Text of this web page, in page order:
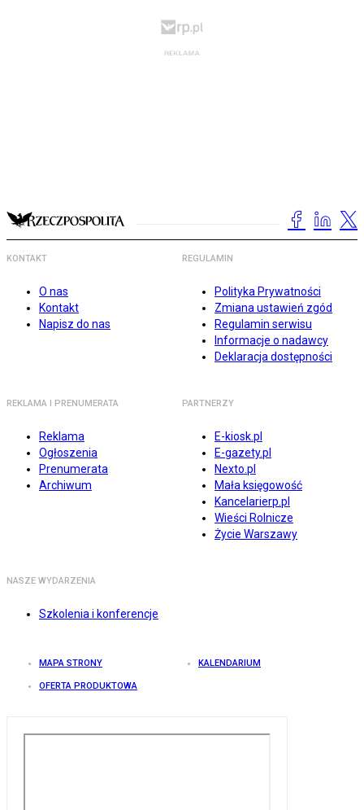
KONTAKT
O nas
Kontakt
Napisz do nas
REGULAMIN
Polityka Prywatności
Zmiana ustawień zgód
Regulamin serwisu
Informacje o nadawcy
Deklaracja dostępności
REKLAMA I PRENUMERATA
Reklama
Ogłoszenia
Prenumerata
Archiwum
PARTNERZY
E-kiosk.pl
E-gazety.pl
Nexto.pl
Mała księgowość
Kancelarierp.pl
Wieści Rolnicze
Życie Warszawy
NASZE WYDARZENIA
Szkolenia i konferencje
MAPA STRONY KALENDARIUM
OFERTA PRODUKTOWA